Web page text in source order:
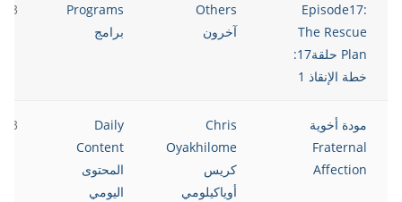
Episode17:
The Rescue
Plan حلقة17:
خطة الإنقاذ 1
Others
آخرون
Programs
برامج
مودة أخوية
Fraternal
Affection
Chris
Oyakhilome
كريس
أوياكيلومي
Daily
Content
المحتوى
اليومي